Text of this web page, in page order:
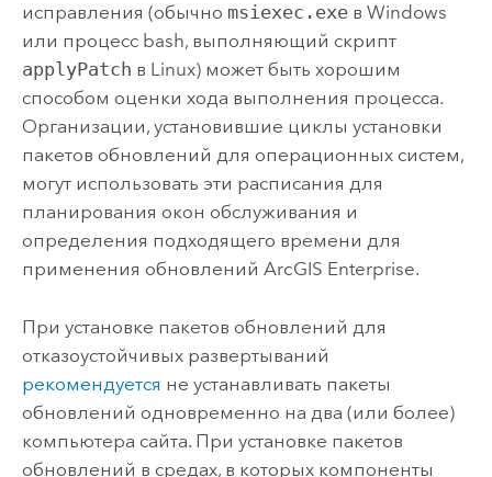
исправления (обычно msiexec.exeв Windows
или процесс bash, выполняющий скрипт
applyPatch в Linux) может быть хорошим
способом оценки хода выполнения процесса.
Организации, установившие циклы установки
пакетов обновлений для операционных систем,
могут использовать эти расписания для
планирования окон обслуживания и
определения подходящего времени для
применения обновлений ArcGIS Enterprise.
При установке пакетов обновлений для
отказоустойчивых развертываний
рекомендуется не устанавливать пакеты
обновлений одновременно на два (или более)
компьютера сайта. При установке пакетов
обновлений в средах, в которых компоненты